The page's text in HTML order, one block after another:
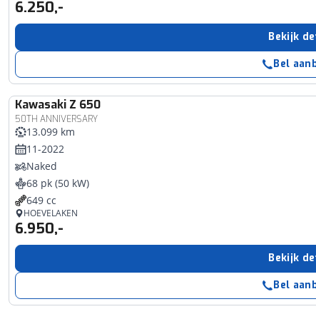
6.250,-
Bekijk
Bel
Kawasaki Z 650
50TH ANNIVERSARY
13.099 km
11-2022
Naked
68 pk (50 kW)
649 cc
HOEVELAKEN
6.950,-
Bekijk
Bel